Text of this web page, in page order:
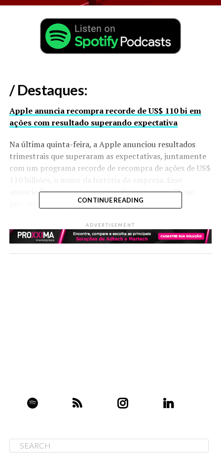
/ Destaques:
Apple anuncia recompra recorde de US$ 110 bi em
ações com resultado superando expectativa
Na última quinta-feira, a Apple anunciou resultados
trimestrais que superaram as expectativas, juntamente
com um programa recorde de recompra de ações de US$
110 bilhões, o maior da história da empresa. Esse
anúncio fez com que as ações subissem quase 7% no
pós-mercado. Além disso, a Apple aumentou seu
receita trimestral, esta foi menor do que a esperada
pelos analistas. O CEO Tim Cook otimista, indicou que
espera o retorno do crescimento da receita no trimestre
aumento de 36%, enquanto o resultado operacional
segmento de e-commerce, o Mercado Livre registrou
53,5 milhões de compradores únicos, um aumento de
CONTINUE READING
ADVERTISEMENT